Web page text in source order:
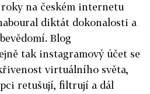
na českém internetu
diktát dokonalosti a
Blog
tak instagramový účet se
virtuálního světa,
retušují, filtrují a dál